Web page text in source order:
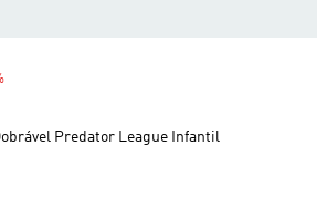
Predator League Infantil